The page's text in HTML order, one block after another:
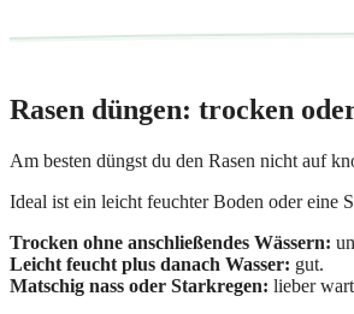
Rasen düngen: trocken
Am besten düngst du den Rasen nicht auf
Ideal ist ein leicht feuchter Boden oder eine
Trocken ohne anschließendes Wässern:
Leicht feucht plus danach Wasser: gut.
Matschig nass oder Starkregen: lieber